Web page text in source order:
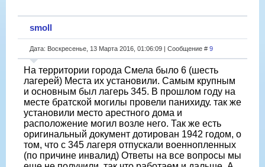
smoll
Дата: Воскресенье, 13 Марта 2016, 01:06:09 | Сообщение # 9
На территории города Смела было 6 (шесть
лагерей) Места их установили. Самым крупным
и основным был лагерь 345. В прошлом году на
месте братской могилы провели панихиду. так же
установили место арестного дома и
расположение могил возле него. Так же есть
оригинальный документ дотирован 1942 годом, о
том, что с 345 лагеря отпускали военнопленных
(по причине инвалид) Ответы на все вопросы мы